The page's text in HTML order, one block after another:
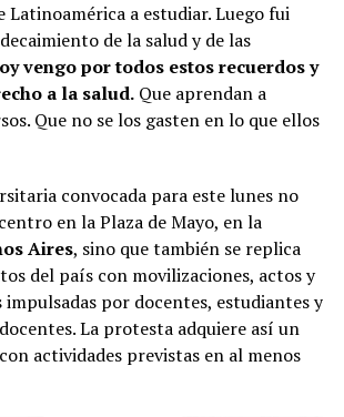
Latinoamérica a estudiar. Luego fui
de la salud y de las
vengo por todos estos recuerdos y
a la salud.Que aprendan a
Que no se los gasten en lo que ellos
convocada para este lunes no
en la Plaza de Mayo, en la
Aires, sino que también se replica
del país con movilizaciones, actos y
por docentes, estudiantes y
La protesta adquiere así un
actividades previstas en al menos